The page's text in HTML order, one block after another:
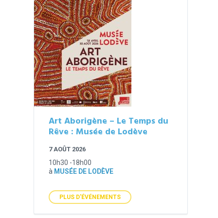
Art Aborigène – Le Temps du
Rêve : Musée de Lodève
7 AOÛT 2026
10h30 -18h00
à MUSÉE DE LODÈVE
PLUS D'ÉVÉNEMENTS